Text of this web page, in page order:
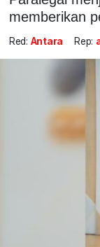
memberikan
Red: Antara Rep: